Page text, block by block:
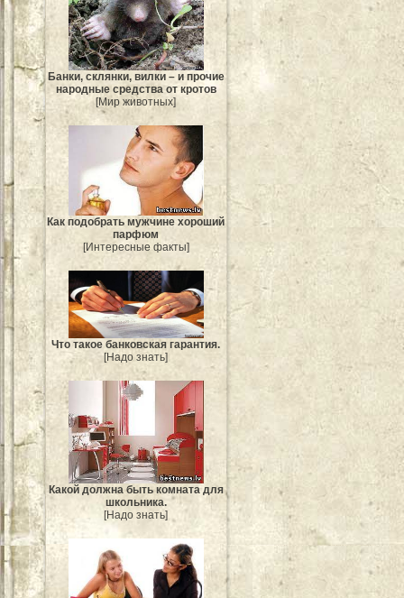
Банки, склянки, вилки – и прочие
народные средства от кротов
[Мир животных]
Как подобрать мужчине хороший
парфюм
[Интересные факты]
Что такое банковская гарантия.
[Надо знать]
Какой должна быть комната для
школьника.
[Надо знать]